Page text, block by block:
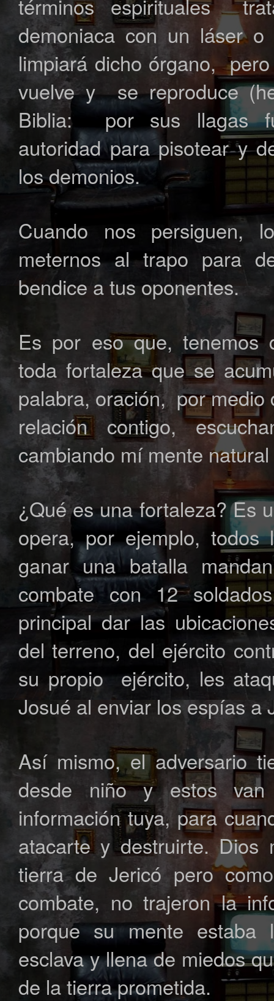
términos espirituales
demoniaca con un láser o
limpiará dicho órgano,
vuelve y se reproduce
Biblia: por sus llagas
autoridad para pisotear y
los demonios.
Cuando nos persiguen,
meternos al trapo para
bendice a tus oponentes.
Es por eso que, tenemos
toda fortaleza que se
palabra, oración, por medio
relación contigo,
cambiando mí mente
¿Qué es una fortaleza? Es
opera, por ejemplo, todos
ganar una batalla
combate con 12
principal dar las
del terreno, del ejército
su propio ejército, les
Josué al enviar los espías a
Así mismo, el adversario
desde niño y estos
información tuya, para
atacarte y destruirte.
tierra de Jericó pero
combate, no trajeron la
porque su mente estaba
esclava y llena de miedos
de la tierra prometida.